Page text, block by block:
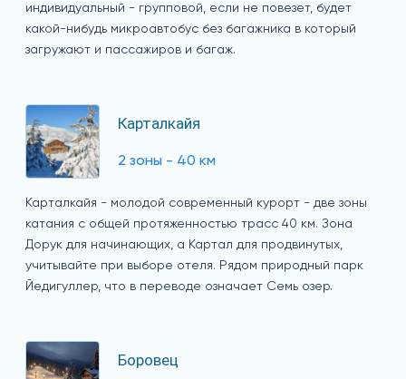
индивидуальный - групповой, если не повезет, будет
какой-нибудь микроавтобус без багажника в который
загружают и пассажиров и багаж.
Карталкайя
2 зоны - 40 км
Карталкайя - молодой современный курорт - две зоны
катания с общей протяженностью трасс 40 км. Зона
Дорук для начинающих, а Картал для продвинутых,
учитывайте при выборе отеля. Рядом природный парк
Йедигуллер, что в переводе означает Семь озер.
Боровец